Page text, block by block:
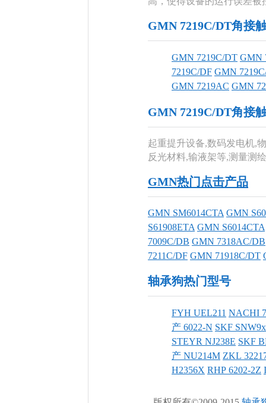
GMN 7219C/DT角接
GMN 7219C/DT GMN
7219C/DF GMN
GMN 7219AC GMN
GMN 7219C/DT角接
起重提升设备,数码发电机,
反光材料,输液架等,测量测
GMN热门点击产品
GMN SM6014CTA GMN
S61908ETA GMN S6014CTA
7009C/DB GMN 7318AC/DB
7211C/DF GMN 71918C/DT
轴承狗热门型号
FYH UEL211 NACHI
产 6022-N SKF
STEYR NJ238E SKF
产 NU214M ZKL
H2356X RHP 6202-2Z